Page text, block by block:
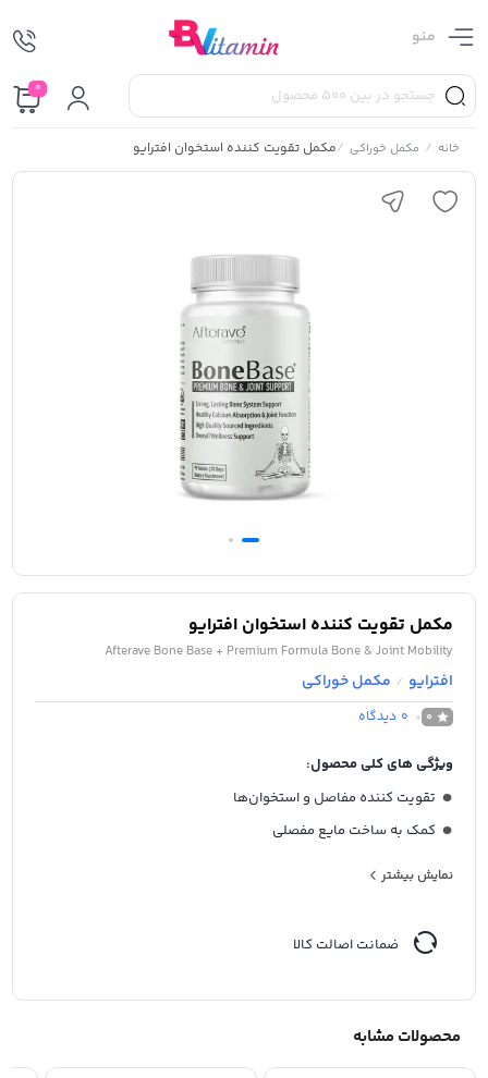
منو
0
خانه / مکمل خوراکی /مکمل تقویت کننده استخوان افترایو
مکمل تقویت کننده استخوان افترایو
Afterave Bone Base + Premium Formula Bone & Joint Mobility
افترایو / مکمل خوراکی
0
0 دیدگاه
ویژگی های کلی محصول:
تقویت کننده مفاصل و استخوان‌ها
کمک به ساخت مایع مفصلی
درمان دردهای مفصلی و گرفتگی عضلات
حاوی 90 عدد قرص
مناسب برای 3 یا 1 ماه
نمایش بیشتر
ضمانت اصالت کالا
محصولات مشابه